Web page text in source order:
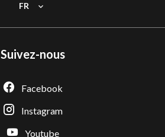
FR
Suivez-nous
Facebook
Instagram
Youtube